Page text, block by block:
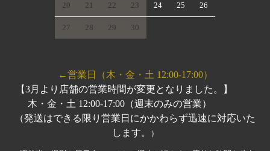
20 21 22 23 24 25 26
27 28 29 30
←営業日（木・金・土 12:00-17:00）
【3月より店舗の営業時間が変更となりました。】
木・金・土 12:00-17:00（週末のみの営業）
（発送はできる限り営業日にかかわらず迅速に対応いた
します。
）